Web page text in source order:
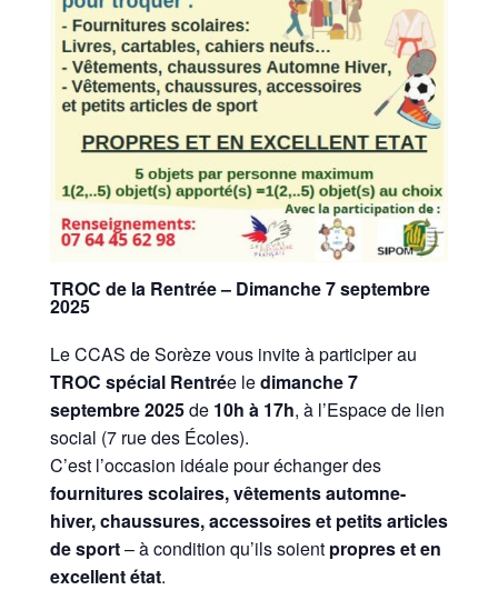
TROC de la Rentrée – Dimanche 7 septembre
2025
Le CCAS de Sorèze vous invite à participer au
TROC spécial Rentrée ledimanche 7
septembre 2025de 10h à 17h, à l’Espace de lien
social (7 rue des Écoles).
C’est l’occasion idéale pour échanger des
fournitures scolaires, vêtements automne-
hiver, chaussures, accessoires et petits articles
de sport– à condition qu’ils soient propres et en
excellent état.